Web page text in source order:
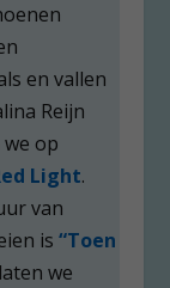
en vallen
Reijn
op
Light.
van
is“Toen
we